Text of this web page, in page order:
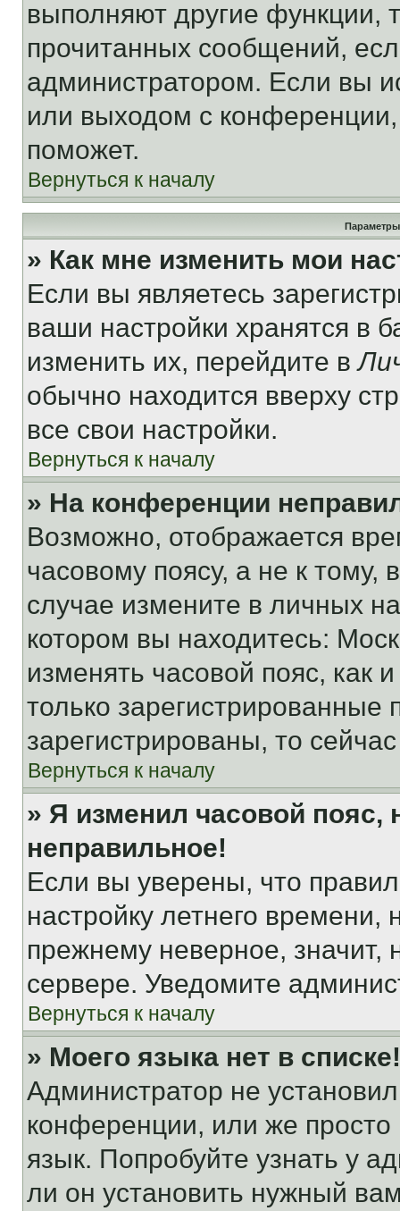
выполняют другие функции,
прочитанных сообщений,
администратором. Если вы
или выходом с
поможет.
Вернуться к началу
Параметры
» Как мне изменить мои
Если вы являетесь
ваши настройки хранятся в
изменить их, перейдите в
обычно находится вверху
все свои настройки.
Вернуться к началу
» На конференции
Возможно, отображается
часовому поясу, а не к тому,
случае измените в личных
котором вы находитесь:
изменять часовой пояс, как
только
зарегистрированы, то
Вернуться к началу
» Я изменил часовой пояс,
неправильное!
Если вы уверены, что
настройку летнего
прежнему неверное, значит,
сервере. Уведомите
Вернуться к началу
» Моего языка нет в списке!
Администратор не
конференции, или же
язык. Попробуйте узнать у
ли он установить нужный